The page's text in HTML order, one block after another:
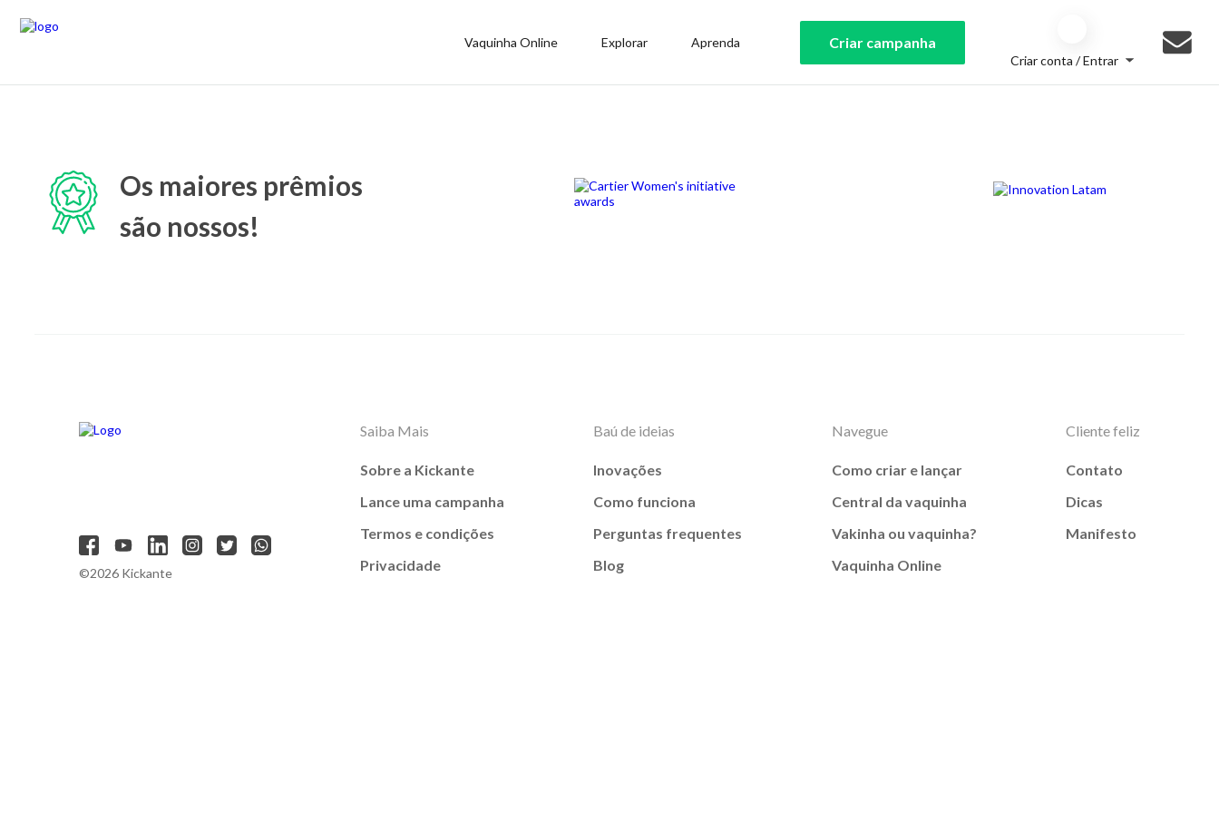
Vaquinha Online Explorar Aprenda Criar campanha
Criar conta / Entrar
Os maiores prêmios
são nossos!
©2026 Kickante
Saiba Mais
Sobre a Kickante
Lance uma campanha
Termos e condições
Privacidade
Baú de ideias
Inovações
Como funciona
Perguntas frequentes
Blog
Navegue
Como criar e lançar
Central da vaquinha
Vakinha ou vaquinha?
Vaquinha Online
Cliente feliz
Contato
Dicas
Manifesto